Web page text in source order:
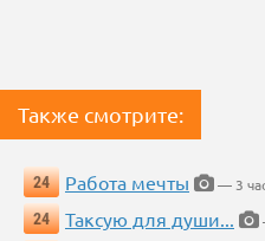
Также смотрите:
24 Работа мечты
— 3
24
Таксую для души...